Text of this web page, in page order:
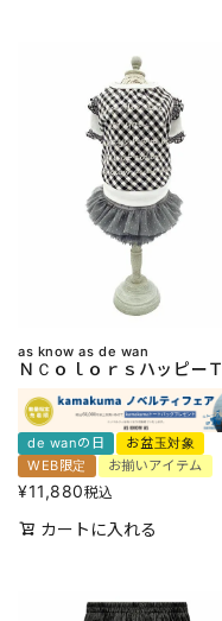
as know as de wan
ＮＣｏｌｏｒｓハッピーＴ
de wanの日
お盆玉対象
WEB限定
お揃いアイテム
¥11,880税込
カートに入れる